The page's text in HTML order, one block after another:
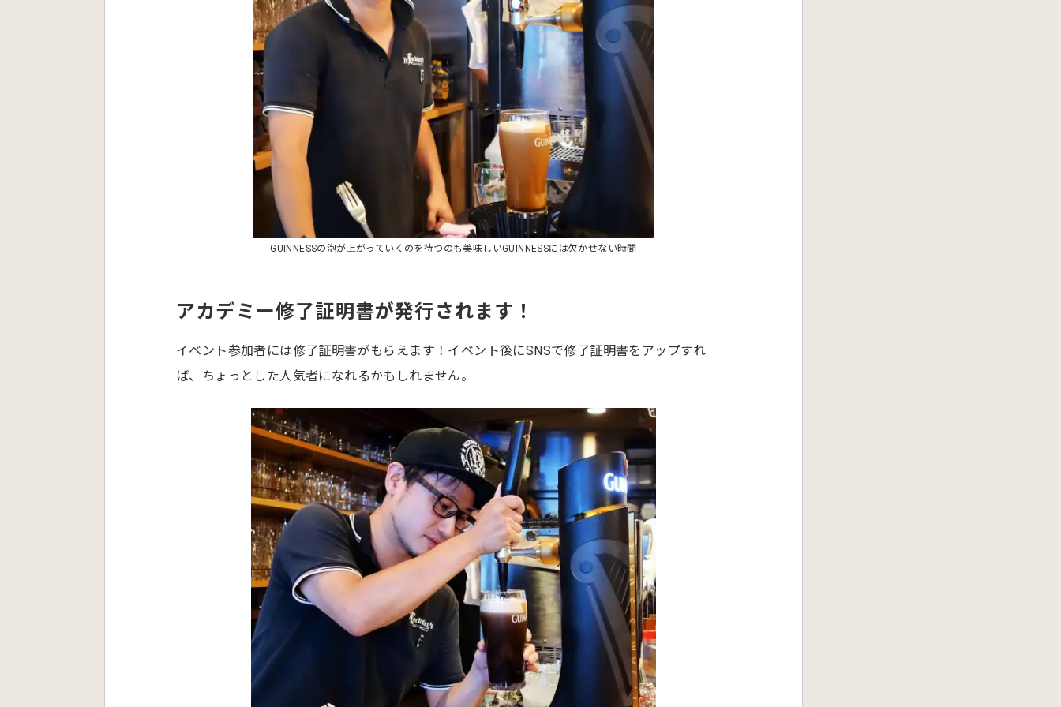
GUINNESSの泡が上がっていくのを待つのも美味しいGUINNESSには欠かせない時間
アカデミー修了証明書が発行されます！
イベント参加者には修了証明書がもらえます！イベント後にSNSで修了証明書をアップすれ
ば、ちょっとした人気者になれるかもしれません。